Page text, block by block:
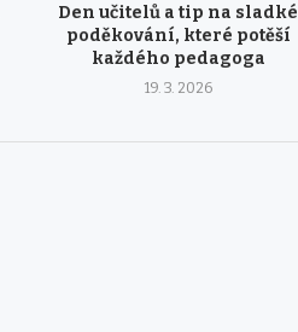
Den učitelů a tip na sladké
poděkování, které potěší
každého pedagoga
19. 3. 2026